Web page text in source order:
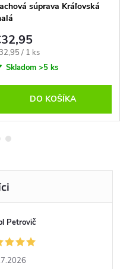
súprava Kráľovská
/ 1 ks
Skladom >5 ks
DO KOŠÍKA
Petrovič